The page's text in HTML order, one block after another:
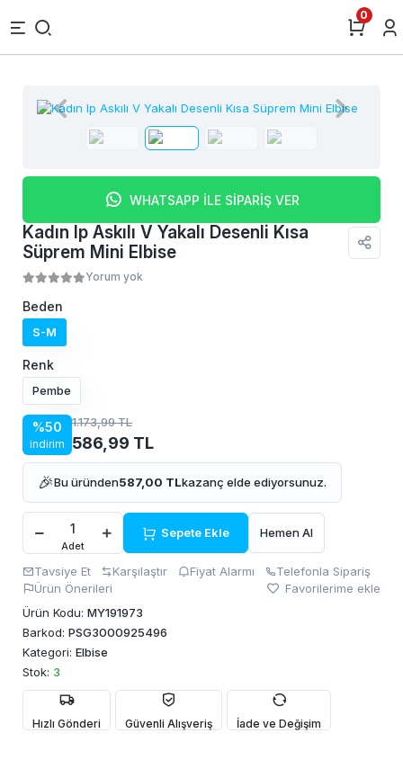
0
WHATSAPP İLE SİPARİŞ VER
Kadın Ip Askılı V Yakalı Desenli Kısa
Süprem Mini Elbise
Yorum yok
Beden
S-M
Renk
Pembe
%50
indirim
1.173,99 TL
586,99 TL
🎉Bu üründen587,00 TLkazanç elde ediyorsunuz.
Adet
Sepete Ekle Hemen Al
Tavsiye Et Karşılaştır Fiyat Alarmı
Telefonla Sipariş
Ürün Önerileri
Favorilerime ekle
Ürün Kodu: MY191973
Barkod: PSG3000925496
Kategori: Elbise
Stok: 3
Hızlı Gönderi Güvenli Alışveriş İade ve Değişim